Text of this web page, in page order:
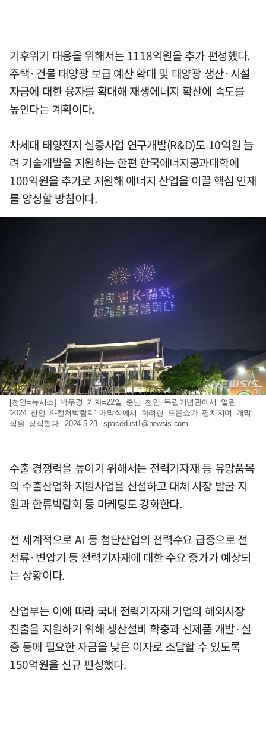
기후위기 대응을 위해서는 1118억원을 추가 편성했다.
주택·건물 태양광 보급 예산 확대 및 태양광 생산·시설
자금에 대한 융자를 확대해 재생에너지 확산에 속도를
높인다는 계획이다.
차세대 태양전지 실증사업 연구개발(R&D)도 10억원 늘
려 기술개발을 지원하는 한편 한국에너지공과대학에
100억원을 추가로 지원해 에너지 산업을 이끌 핵심 인재
를 양성할 방침이다.
[천안=뉴시스] 박우경 기자=22일 충남 천안 독립기념관에서 열린
'2024 천안 K-컬처박람회' 개막식에서 화려한 드론쇼가 펼쳐지며 개막
식을 장식했다. 2024.5.23. spacedust1@newsis.com
수출 경쟁력을 높이기 위해서는 전력기자재 등 유망품목
의 수출산업화 지원사업을 신설하고 대체 시장 발굴 지
원과 한류박람회 등 마케팅도 강화한다.
전 세계적으로 AI 등 첨단산업의 전력수요 급증으로 전
선류·변압기 등 전력기자재에 대한 수요 증가가 예상되
는 상황이다.
산업부는 이에 따라 국내 전력기자재 기업의 해외시장
진출을 지원하기 위해 생산설비 확충과 신제품 개발·실
증 등에 필요한 자금을 낮은 이자로 조달할 수 있도록
150억원을 신규 편성했다.